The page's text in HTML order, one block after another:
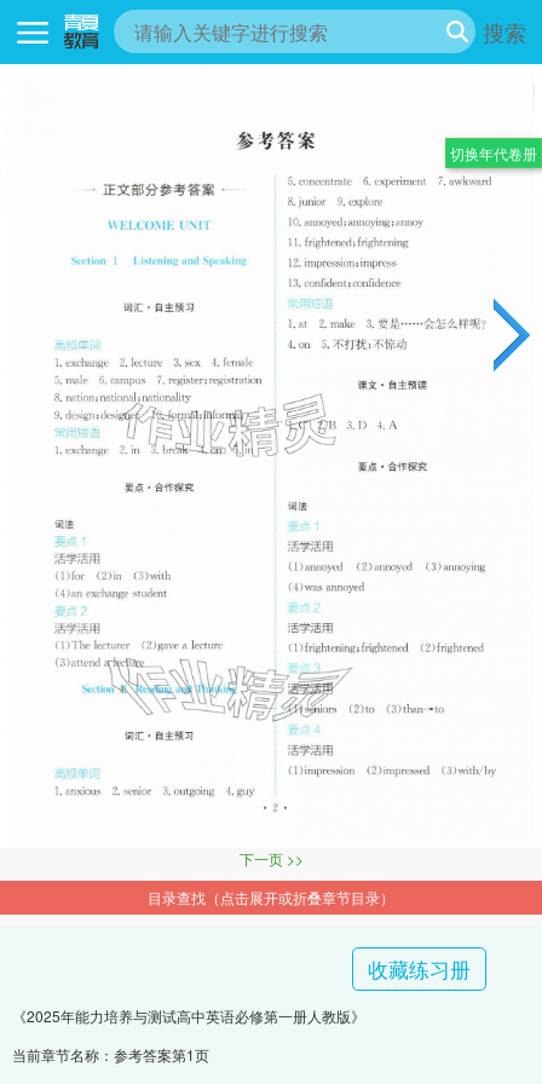
搜索
下一页 >>
目录查找（点击展开或折叠章节目录）
收藏练习册
《2025年能力培养与测试高中英语必修第一册人教版》
当前章节名称：参考答案第1页
切换年代卷册